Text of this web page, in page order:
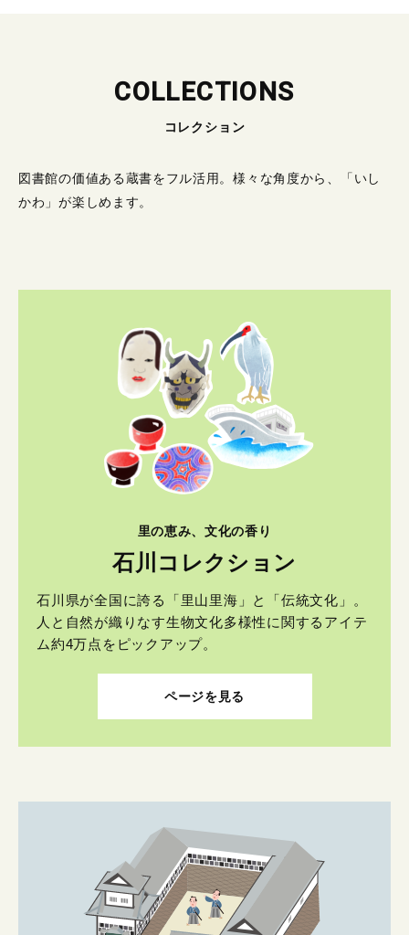
COLLECTIONS
コレクション
図書館の価値ある蔵書をフル活用。様々な角度から、「いし
かわ」が楽しめます。
里の恵み、文化の香り
石川コレクション
石川県が全国に誇る「里山里海」と「伝統文化」。
人と自然が織りなす生物文化多様性に関するアイテ
ム約4万点をピックアップ。
ページを見る